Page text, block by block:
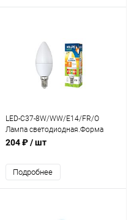
LED-C37-8W/WW/E14/FR/O
Лампа светодиодная.Форма
свеча матовая.Теплый белый
204 ₽/ шт
Подробнее